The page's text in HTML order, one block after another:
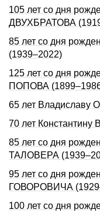
105 лет со дня
ДВУХБРАТОВА
85 лет со дня
(1939–2022)
125 лет со дня
ПОПОВА
65 лет Владиславу
70 лет
85 лет со дня
ТАЛОВЕРА
95 лет со дня
ГОВОРОВИЧА
100 лет со дня